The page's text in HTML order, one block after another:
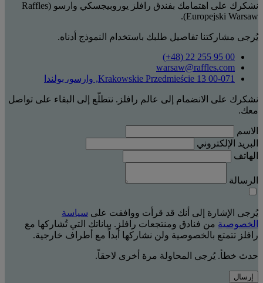
نشكرك على اهتمامك بفندق رافلز يوروبيجسكي وارسو (Raffles
Europejski Warsaw).
يُرجى مشاركتنا تفاصيل طلبك باستخدام النموذج أدناه.
‎(+48) 22 255 95 00‏
warsaw@raffles.com
Krakowskie Przedmieście 13 00-071, وارسو، بولندا
نشكرك على الانضمام إلى عالم رافلز. نتطلّع إلى البقاء على تواصل
معك.
الاسم
البريد الإلكتروني
الهاتف
الرسالة
يُرجى الإشارة إلى أنك قد قرأت ووافقت على سياسة
الخصوصية من فنادق ومنتجعات رافلز. بياناتك التي تُشاركها مع
رافلز تتمتع بالخصوصية ولن نشاركها أبداً مع أطراف خارجية.
حدث خطأ. يُرجى المحاولة مرة أخرى لاحقاً.
إرسال